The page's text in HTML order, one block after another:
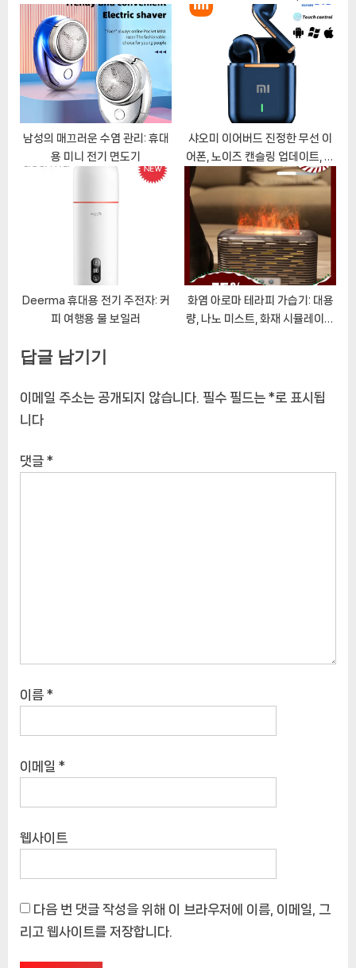
균 소독기, 110V, 220V
남성의 매끄러운 수염 관리: 휴대
용 미니 전기 면도기
샤오미 이어버드 진정한 무선 이
어폰, 노이즈 캔슬링 업데이트, 블
루투스 5.3 헤드셋, HD 음악 헤드
폰, 마이크 포함 핸즈프리
Deerma 휴대용 전기 주전자: 커
피 여행용 물 보일러
화염 아로마 테라피 가습기: 대용
량, 나노 미스트, 화재 시뮬레이션
답글 남기기
이메일 주소는 공개되지 않습니다. 필수 필드는 *로 표시됩
니다
댓글 *
이름 *
이메일 *
웹사이트
다음 번 댓글 작성을 위해 이 브라우저에 이름, 이메일, 그
리고 웹사이트를 저장합니다.